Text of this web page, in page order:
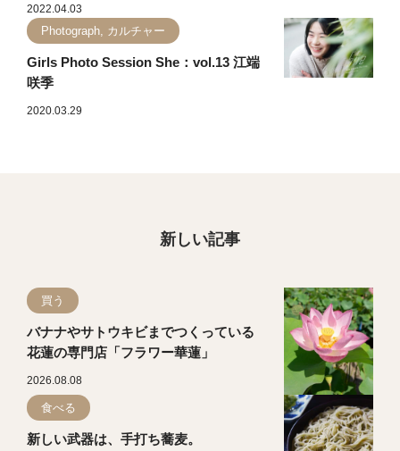
2022.04.03
Photograph, カルチャー
Girls Photo Session She：vol.13 江端
咲季
2020.03.29
新しい記事
買う
バナナやサトウキビまでつくっている
花蓮の専門店「フラワー華蓮」
2026.08.08
食べる
新しい武器は、手打ち蕎麦。